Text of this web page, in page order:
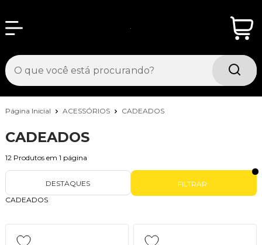
Página Inicial ACESSÓRIOS CADEADOS
CADEADOS
12 Produtos em 1 página
FILTRAR
DESTAQUES
CADEADOS